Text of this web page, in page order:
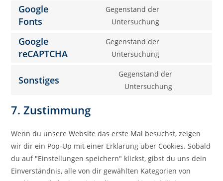
Google
Fonts
Gegenstand der
Untersuchung
Google
reCAPTCHA
Gegenstand der
Untersuchung
Sonstiges
Gegenstand der
Untersuchung
7. Zustimmung
Wenn du unsere Website das erste Mal besuchst, zeigen
wir dir ein Pop-Up mit einer Erklärung über Cookies. Sobald
du auf "Einstellungen speichern" klickst, gibst du uns dein
Einverständnis, alle von dir gewählten Kategorien von